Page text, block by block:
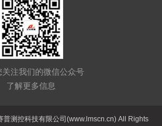
关注我们的微信公众号
了解更多信息
测控科技有限公司(www.lmscn.cn) All Rights